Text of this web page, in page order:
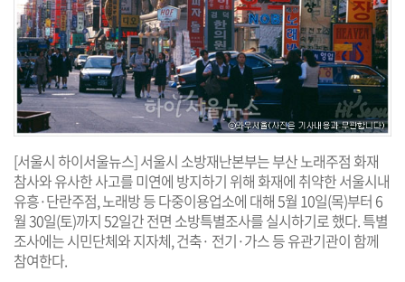
[서울시 하이서울뉴스] 서울시 소방재난본부는 부산 노래주점 화재
참사와 유사한 사고를 미연에 방지하기 위해 화재에 취약한 서울시내
유흥·단란주점, 노래방 등 다중이용업소에 대해 5월 10일(목)부터 6
월 30일(토)까지 52일간 전면 소방특별조사를 실시하기로 했다. 특별
조사에는 시민단체와 지자체, 건축· 전기·가스 등 유관기관이 함께
참여한다.